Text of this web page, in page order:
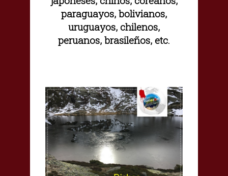
paraguayos, bolivianos,
uruguayos, chilenos,
peruanos, brasileños, etc.